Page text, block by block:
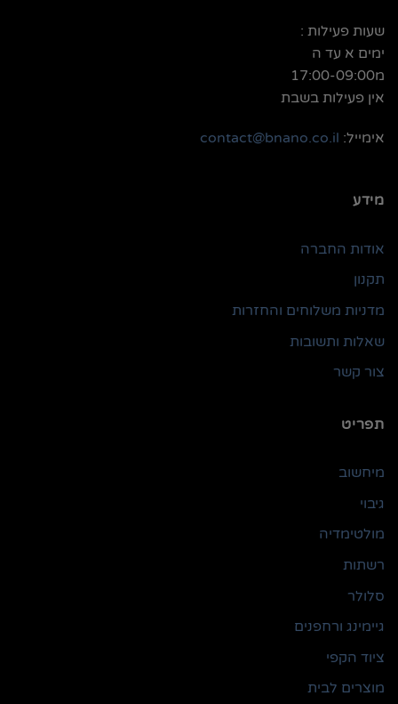
שעות פעילות :
ימים א עד ה
מ17:00-09:00
אין פעילות בשבת
אימייל: contact@bnano.co.il
מידע
אודות החברה
תקנון
מדניות משלוחים והחזרות
שאלות ותשובות
צור קשר
תפריט
מיחשוב
גיבוי
מולטימדיה
רשתות
סלולר
גיימינג ורחפנים
ציוד הקפי
מוצרים לבית